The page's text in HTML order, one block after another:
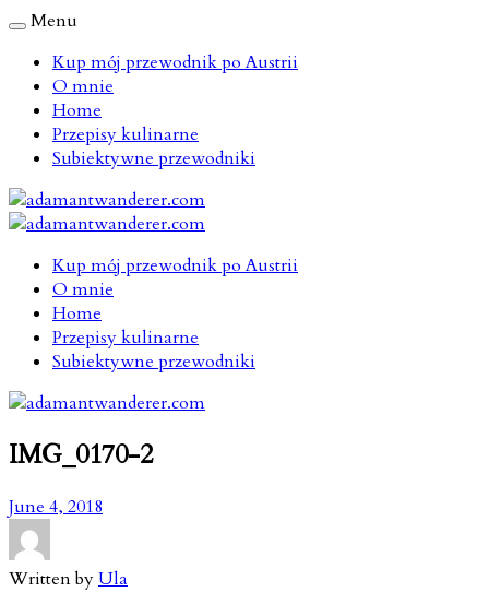
Menu
Kup mój przewodnik po Austrii
O mnie
Home
Przepisy kulinarne
Subiektywne przewodniki
Kup mój przewodnik po Austrii
O mnie
Home
Przepisy kulinarne
Subiektywne przewodniki
IMG_0170-2
June 4, 2018
Written byUla